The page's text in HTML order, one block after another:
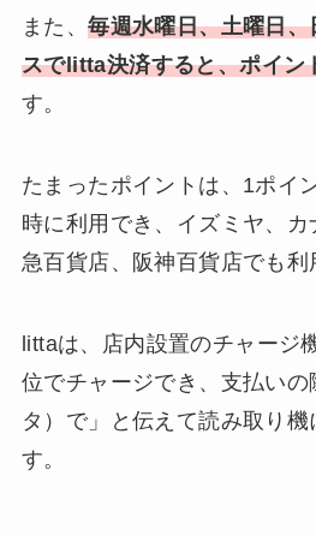
また、毎週水曜日、土曜日
スでlitta決済すると、ポイン
す。
たまったポイントは、1ポイ
時に利用でき、イズミヤ、
急百貨店、阪神百貨店でも利
littaは、店内設置のチャージ
位でチャージでき、支払いの
タ）で」と伝えて読み取り機
す。